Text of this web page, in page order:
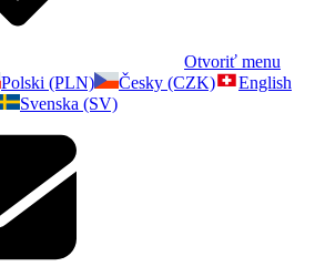
Otvoriť menu
Polski (PLN) Česky (CZK)
English
Svenska (SV)